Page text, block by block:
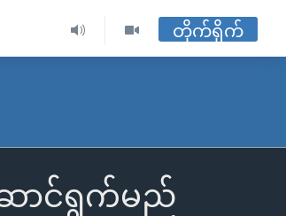
တိုက်ရိုက်
ဆောင်ရွက်မည်